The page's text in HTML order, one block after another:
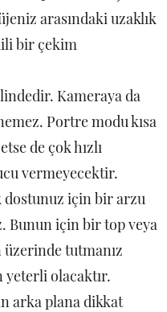
arasındaki uzaklık
bir çekim
Kameraya da
Portre modu kısa
de çok hızlı
vermeyecektir.
için bir arzu
Bunun için bir top veya
üzerinde tutmanız
olacaktır.
arka plana dikkat